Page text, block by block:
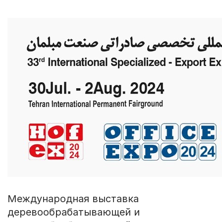
Международная выставка
деревообрабатывающей и